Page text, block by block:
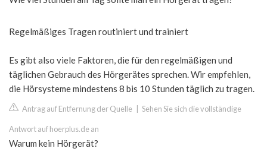
Regelmäßiges Tragen routiniert und trainiert
Es gibt also viele Faktoren, die für den regelmäßigen und
täglichen Gebrauch des Hörgerätes sprechen. Wir empfehlen,
die Hörsysteme mindestens 8 bis 10 Stunden täglich zu tragen.
Antrag auf Entfernung der Quelle Sehen Sie sich die vollständige
Antwort auf hoerplus.de an
Warum kein Hörgerät?